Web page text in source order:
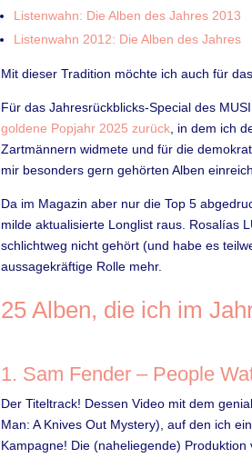
Listenwahn: Die Alben des Jahres 2013
Listenwahn 2012: Die Alben des Jahres
Mit dieser Tradition möchte ich auch für
Für das Jahresrückblicks-Special des
goldene Popjahr 2025 zurück, in dem ich
Zartmännern widmete und für die
mir besonders gern gehörten Alben
Da im Magazin aber nur die Top 5
milde aktualisierte Longlist raus. Rosalías
schlichtweg nicht gehört (und habe es
aussagekräftige Rolle mehr.
25 Alben, die ich im
1. Sam Fender – People
Der Titeltrack! Dessen Video mit dem
Man: A Knives Out Mystery), auf den ich
Kampagne! Die (naheliegende)